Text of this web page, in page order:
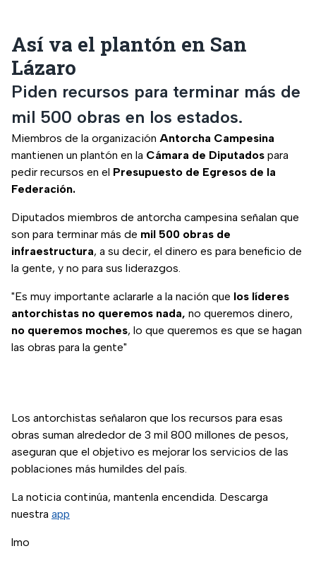
Así va el plantón en San
Lázaro
Piden recursos para terminar más de
mil 500 obras en los estados.
Miembros de la organización Antorcha Campesina
mantienen un plantón en la Cámara de Diputados para
pedir recursos en el Presupuesto de Egresos de la
Federación.
Diputados miembros de antorcha campesina señalan que
son para terminar más de mil 500 obras de
infraestructura, a su decir, el dinero es para beneficio de
la gente, y no para sus liderazgos.
"Es muy importante aclararle a la nación que los líderes
antorchistas no queremos nada, no queremos dinero,
no queremos moches, lo que queremos es que se hagan
las obras para la gente"
Los antorchistas señalaron que los recursos para esas
obras suman alrededor de 3 mil 800 millones de pesos,
aseguran que el objetivo es mejorar los servicios de las
poblaciones más humildes del país.
La noticia continúa, mantenla encendida. Descarga
nuestra app
lmo